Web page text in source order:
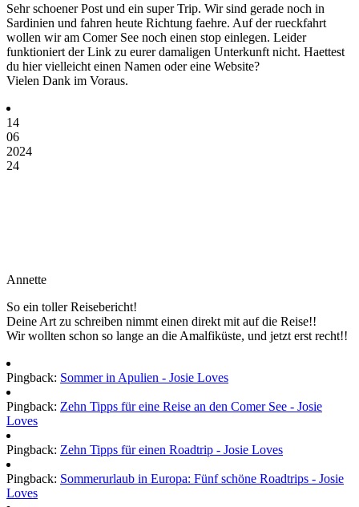
Sehr schoener Post und ein super Trip. Wir sind gerade noch in
Sardinien und fahren heute Richtung faehre. Auf der rueckfahrt
wollen wir am Comer See noch einen stop einlegen. Leider
funktioniert der Link zu eurer damaligen Unterkunft nicht. Haettest
du hier vielleicht einen Namen oder eine Website?
Vielen Dank im Voraus.
14
06
2024
24
Annette
So ein toller Reisebericht!
Deine Art zu schreiben nimmt einen direkt mit auf die Reise!!
Wir wollten schon so lange an die Amalfiküste, und jetzt erst recht!!
Pingback: Sommer in Apulien - Josie Loves
Pingback: Zehn Tipps für eine Reise an den Comer See - Josie
Loves
Pingback: Zehn Tipps für einen Roadtrip - Josie Loves
Pingback: Sommerurlaub in Europa: Fünf schöne Roadtrips - Josie
Loves